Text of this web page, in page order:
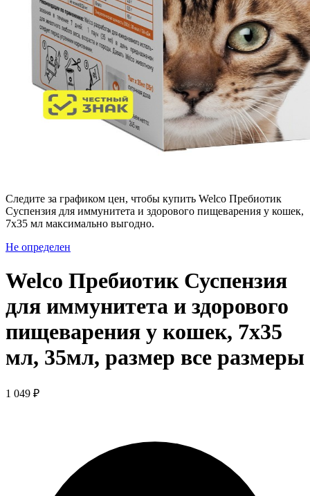
Следите за графиком цен, чтобы купить Welco Пребиотик
Суспензия для иммунитета и здорового пищеварения у кошек,
7х35 мл максимально выгодно.
Не определен
Welco Пребиотик Суспензия
для иммунитета и здорового
пищеварения у кошек, 7х35
мл, 35мл, размер все размеры
1 049 ₽